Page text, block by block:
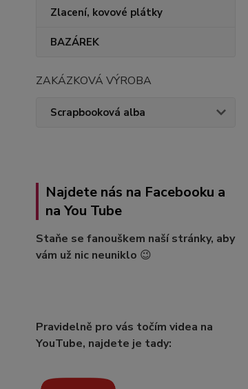
Zlacení, kovové plátky
BAZÁREK
ZAKÁZKOVÁ VÝROBA
Scrapbooková alba
Najdete nás na Facebooku a
na You Tube
Staňe se fanouškem naší stránky, aby
vám už nic neuniklo 😉
Pravidelně pro vás točím videa na
YouTube, najdete je tady: